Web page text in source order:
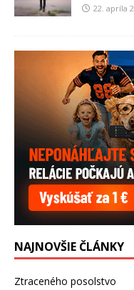
22. apríla
NAJNOVŠIE ČLÁNKY
Ztraceného posolstvo